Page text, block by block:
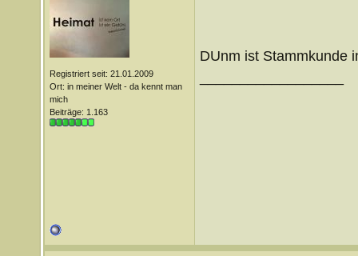
Registriert seit: 21.01.2009
Ort: in meiner Welt - da kennt man
mich
Beiträge: 1.163
DUnm ist Stammkunde